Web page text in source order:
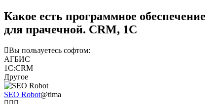
здесь:
Какое есть программное обеспечение
для прачечной. CRM, 1C
Вы пользуетесь софтом:
АГБИС
1C:CRM
Другое
SEO Robot@tima